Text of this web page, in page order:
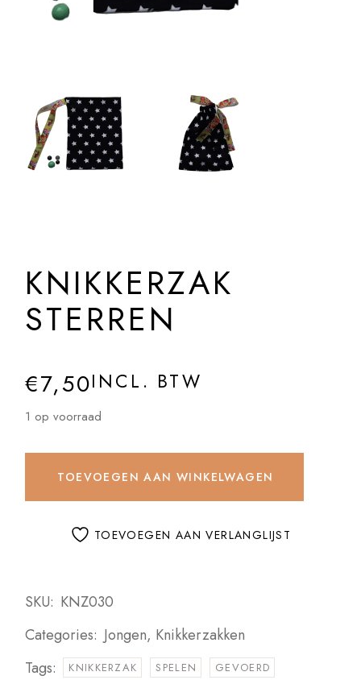
KNIKKERZAK
STERREN
€7,50INCL. BTW
1 op voorraad
TOEVOEGEN AAN WINKELWAGEN
TOEVOEGEN AAN VERLANGLIJST
SKU: KNZ030
Categories: Jongen, Knikkerzakken
Tags:
KNIKKERZAK SPELEN
GEVOERD